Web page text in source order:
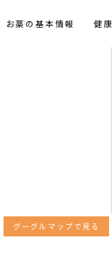
お薬の基本情報 健
グーグルマップで見る